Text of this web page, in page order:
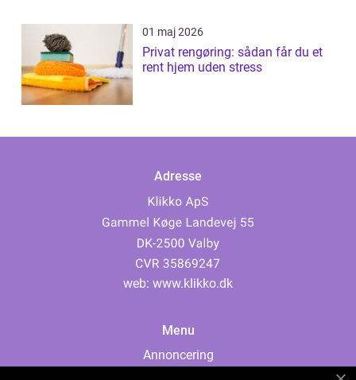
01 maj 2026
Privat rengøring: sådan får du et
rent hjem uden stress
Adresse
web: www.klikko.dk
Menu
Annoncering